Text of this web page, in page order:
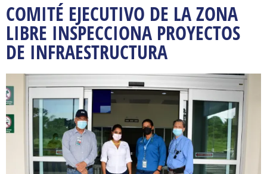
COMITÉ EJECUTIVO DE LA ZONA
LIBRE INSPECCIONA PROYECTOS
DE INFRAESTRUCTURA